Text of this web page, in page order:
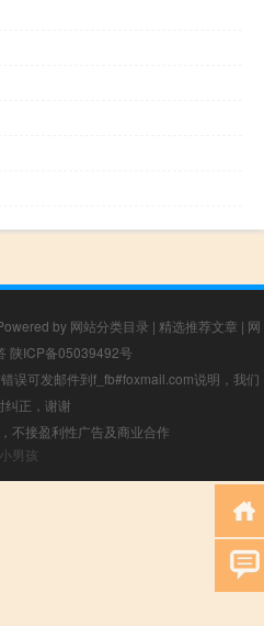
by 网站分类目录 | 精选推荐文章 | 网
陕ICP备05039492号
误可发邮件到f_fb#foxmail.com说明，我们
纠正，谢谢
不接盈利性广告及商业合作
小男孩